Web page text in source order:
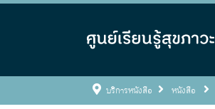
บริการหนังสือ หนังสือ